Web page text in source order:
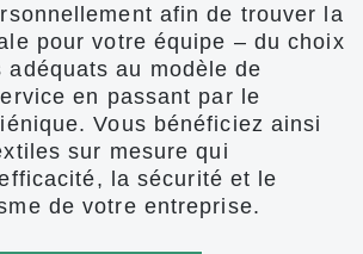
afin de trouver la
pour votre équipe – du choix
adéquats au modèle de
en passant par le
Vous bénéficiez ainsi
sur mesure qui
la sécurité et le
de votre entreprise.